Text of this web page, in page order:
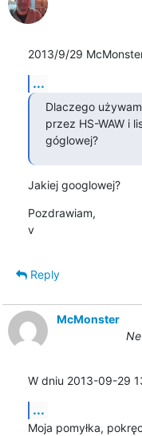
2013/9/29
...
Dlaczego
przez HS-WAW i
góglowej?
Jakiej googlowej?
Pozdrawiam,
v
Reply
McMonster
W dniu 2013-09-29
...
Moja pomyłka,